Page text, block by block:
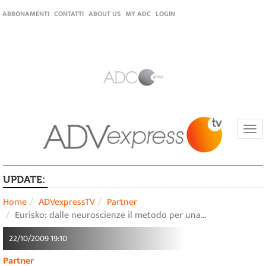
ABBONAMENTI CONTATTI ABOUT US MY ADC LOGIN
UPDATE:
Home ADVexpressTV
Partner
Eurisko: dalle neuroscienze il metodo per una…
22/10/2009 19:10
Partner